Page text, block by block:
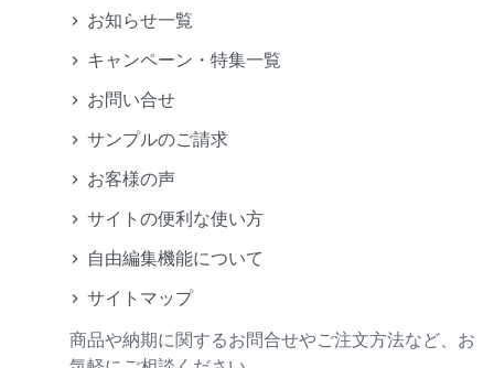
お知らせ一覧
キャンペーン・特集一覧
お問い合せ
サンプルのご請求
お客様の声
サイトの便利な使い方
自由編集機能について
サイトマップ
商品や納期に関するお問合せやご注文方法など、お